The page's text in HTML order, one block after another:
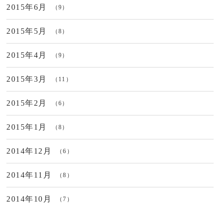
2015年6月 （9）
2015年5月 （8）
2015年4月 （9）
2015年3月 （11）
2015年2月 （6）
2015年1月 （8）
2014年12月 （6）
2014年11月 （8）
2014年10月 （7）